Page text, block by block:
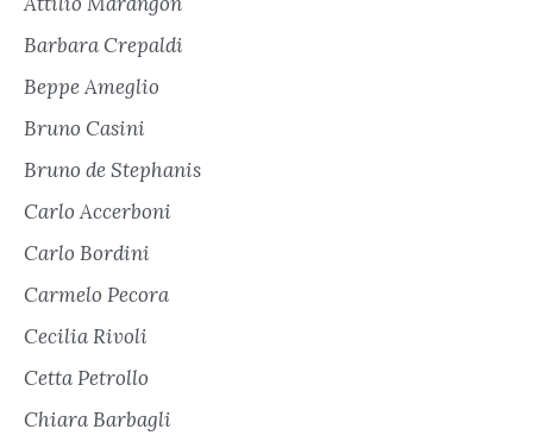
Barbara Crepaldi
Beppe Ameglio
Bruno Casini
Bruno de Stephanis
Carlo Accerboni
Carlo Bordini
Carmelo Pecora
Cecilia Rivoli
Cetta Petrollo
Chiara Barbagli